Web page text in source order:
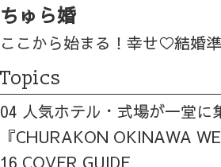
ちゅら婚
ここから始まる！幸せ♡結婚
Topics
04 人気ホテル・式場が一堂
『CHURAKON OKINAWA
16 COVER GUIDE